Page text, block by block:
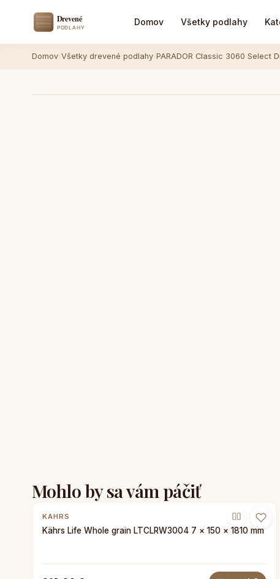
Domov Všetky podlahy
Domov Všetky drevené podlahy PARADOR Classic 3060 Select
Mohlo by sa vám páčiť
KAHRS
Kährs Life Whole grain LTCLRW3004 7 × 150 × 1810 mm